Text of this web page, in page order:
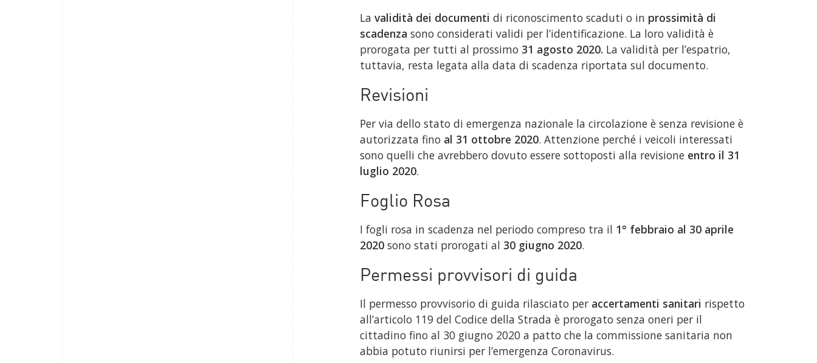
La validità dei documenti di riconoscimento scaduti o in prossimità di
scadenza sono considerati validi per l’identificazione. La loro validità è
prorogata per tutti al prossimo 31 agosto 2020. La validità per l’espatrio,
tuttavia, resta legata alla data di scadenza riportata sul documento.
Revisioni
Per via dello stato di emergenza nazionale la circolazione è senza revisione è
autorizzata fino al 31 ottobre 2020. Attenzione perché i veicoli interessati
sono quelli che avrebbero dovuto essere sottoposti alla revisione entro il 31
luglio 2020.
Foglio Rosa
I fogli rosa in scadenza nel periodo compreso tra il 1° febbraio al 30 aprile
2020 sono stati prorogati al 30 giugno 2020.
Permessi provvisori di guida
Il permesso provvisorio di guida rilasciato per accertamenti sanitari rispetto
all’articolo 119 del Codice della Strada è prorogato senza oneri per il
cittadino fino al 30 giugno 2020 a patto che la commissione sanitaria non
abbia potuto riunirsi per l’emergenza Coronavirus.